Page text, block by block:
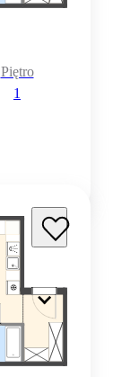
Piętro
1